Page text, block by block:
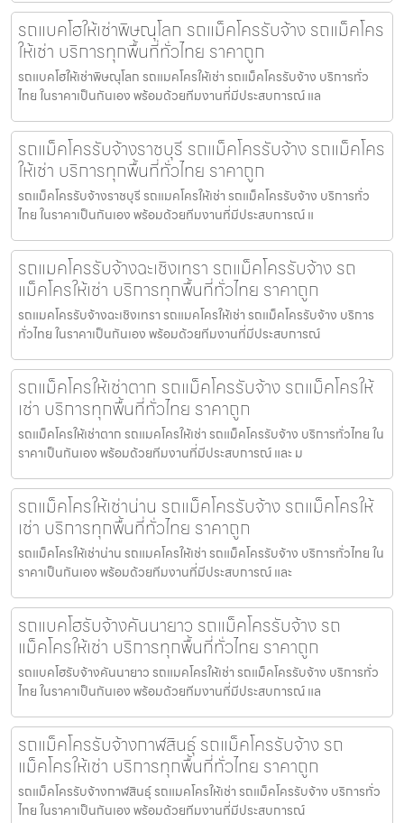
รถแบคโฮให้เช่าพิษณุโลก รถแม็คโครรับจ้าง รถแม็คโคร
ให้เช่า บริการทุกพื้นที่ทั่วไทย ราคาถูก
รถแบคโฮให้เช่าพิษณุโลก รถแมคโครให้เช่า รถแม็คโครรับจ้าง บริการทั่ว
ไทย ในราคาเป็นกันเอง พร้อมด้วยทีมงานที่มีประสบการณ์ แล
รถแม็คโครรับจ้างราชบุรี รถแม็คโครรับจ้าง รถแม็คโคร
ให้เช่า บริการทุกพื้นที่ทั่วไทย ราคาถูก
รถแม็คโครรับจ้างราชบุรี รถแมคโครให้เช่า รถแม็คโครรับจ้าง บริการทั่ว
ไทย ในราคาเป็นกันเอง พร้อมด้วยทีมงานที่มีประสบการณ์ แ
รถแมคโครรับจ้างฉะเชิงเทรา รถแม็คโครรับจ้าง รถ
แม็คโครให้เช่า บริการทุกพื้นที่ทั่วไทย ราคาถูก
รถแมคโครรับจ้างฉะเชิงเทรา รถแมคโครให้เช่า รถแม็คโครรับจ้าง บริการ
ทั่วไทย ในราคาเป็นกันเอง พร้อมด้วยทีมงานที่มีประสบการณ์
รถแม็คโครให้เช่าตาก รถแม็คโครรับจ้าง รถแม็คโครให้
เช่า บริการทุกพื้นที่ทั่วไทย ราคาถูก
รถแม็คโครให้เช่าตาก รถแมคโครให้เช่า รถแม็คโครรับจ้าง บริการทั่วไทย ใน
ราคาเป็นกันเอง พร้อมด้วยทีมงานที่มีประสบการณ์ และ ม
รถแม็คโครให้เช่าน่าน รถแม็คโครรับจ้าง รถแม็คโครให้
เช่า บริการทุกพื้นที่ทั่วไทย ราคาถูก
รถแม็คโครให้เช่าน่าน รถแมคโครให้เช่า รถแม็คโครรับจ้าง บริการทั่วไทย ใน
ราคาเป็นกันเอง พร้อมด้วยทีมงานที่มีประสบการณ์ และ
รถแบคโฮรับจ้างคันนายาว รถแม็คโครรับจ้าง รถ
แม็คโครให้เช่า บริการทุกพื้นที่ทั่วไทย ราคาถูก
รถแบคโฮรับจ้างคันนายาว รถแมคโครให้เช่า รถแม็คโครรับจ้าง บริการทั่ว
ไทย ในราคาเป็นกันเอง พร้อมด้วยทีมงานที่มีประสบการณ์ แล
รถแม็คโครรับจ้างกาฬสินธุ์ รถแม็คโครรับจ้าง รถ
แม็คโครให้เช่า บริการทุกพื้นที่ทั่วไทย ราคาถูก
รถแม็คโครรับจ้างกาฬสินธุ์ รถแมคโครให้เช่า รถแม็คโครรับจ้าง บริการทั่ว
ไทย ในราคาเป็นกันเอง พร้อมด้วยทีมงานที่มีประสบการณ์